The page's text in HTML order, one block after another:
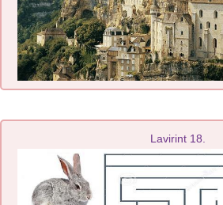
Lavirint 18.